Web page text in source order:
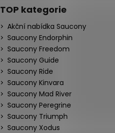
TOP kategorie
Akční nabídka Saucony
Saucony Endorphin
Saucony Freedom
Saucony Guide
Saucony Ride
Saucony Kinvara
Saucony Mad River
Saucony Peregrine
Saucony Triumph
Saucony Xodus